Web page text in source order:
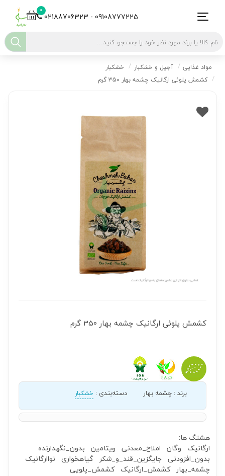
0
02188706323 - 09108777225
مواد غذایی آجیل و خشکبار
خشکبار
کشمش پلوئی ارگانیک چشمه بهار 350 گرم
کشمش پلوئی ارگانیک چشمه بهار 350 گرم
برند: چشمه بهار دسته‌بندی : خشکبار
هشتگ ها:
ارگانیک وگان املاح_معدنی ویتامین بدون_نگهدارنده
بدون_افزودنی جایگزین_قند_و_شکر گیاهخواری نواارگانیک
چشمه_بهار کشمش_ارگانیک کشمش_پلویی